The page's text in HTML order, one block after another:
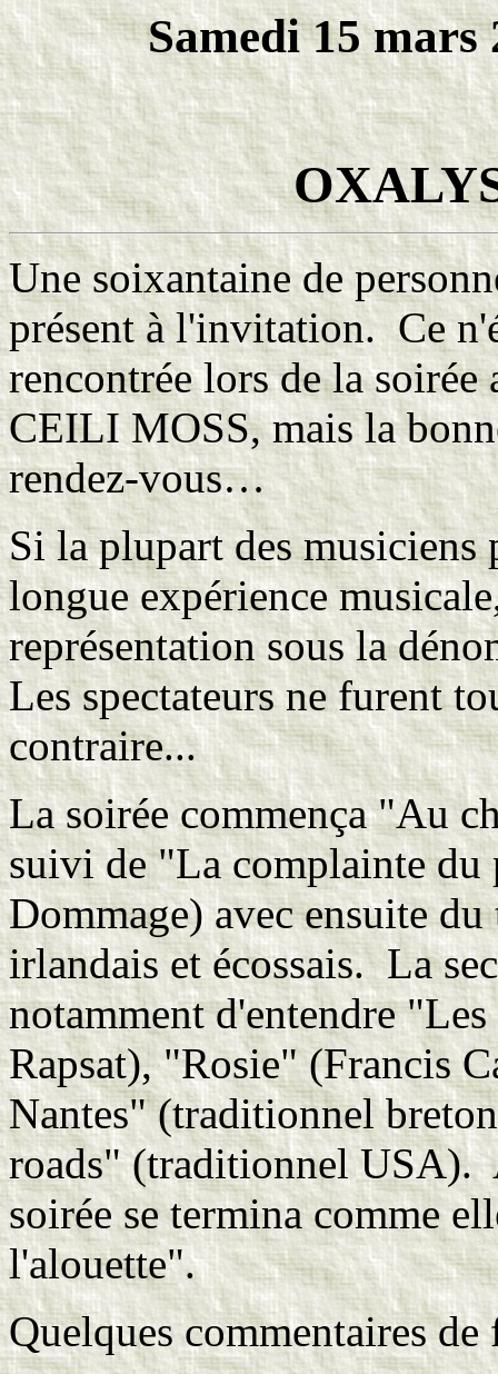
Samedi 15 mars
Une soixantaine de
présent à l'invitation. Ce
rencontrée lors de la
CEILI MOSS, mais la
rendez-vous…
Si la plupart des musiciens
longue expérience
représentation sous la
Les spectateurs ne furent
contraire...
La soirée commença "Au
suivi de "La complainte du
Dommage) avec ensuite
irlandais et écossais. La
notamment d'entendre
Rapsat), "Rosie" (Francis
Nantes" (traditionnel
roads" (traditionnel USA).
soirée se termina comme
l'alouette".
Quelques commentaires